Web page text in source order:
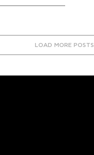
LOAD MORE POSTS